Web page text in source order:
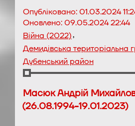
Опубліковано:01.03.2024
Оновлено:09.05.2024 22:44
Війна (2022),
Демидівська територіальна
Дубенський район
Масюк Андрій
(26.08.1994-19.01.2023)